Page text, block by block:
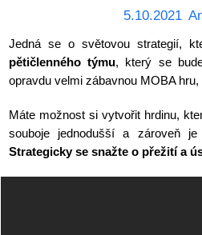
5.10.2021
Jedná se o světovou strategií,
pětičlenného týmu, který se
opravdu velmi zábavnou MOBA hru,
Máte možnost si vytvořit hrdinu,
souboje jednodušší a zároveň
Strategicky se snažte o přežití a